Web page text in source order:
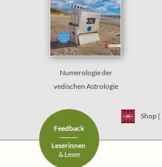
Shop |
Feedback
———
———
Leserinnen
& Leser
Numerologie der
vedischen Astrologie